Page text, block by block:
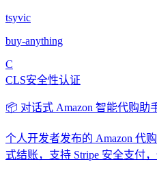
tsyvic
buy-anything
C
CLS安全性认证
📦 对话式 Amazon 智能代购助
个人开发者发布的 Amazon 代
式结账，支持 Stripe 安全支付